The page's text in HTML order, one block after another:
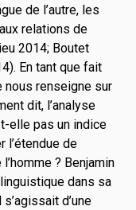
de l’autre, les
relations de
2014; Boutet
En tant que fait
renseigne sur
dit, l’analyse
elle pas un indice
l’étendue de
? Benjamin
dans sa
d’une